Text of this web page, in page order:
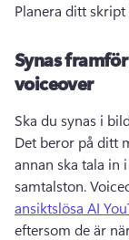
Planera ditt
Synas
voiceover
Ska du synas i
Det beror på ditt
annan ska tala in
samtalston.
ansiktslösa AI
eftersom de är